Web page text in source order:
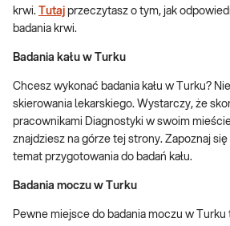
krwi.
Tutaj przeczytasz o tym, jak
badania krwi.
Badania kału w Turku
Chcesz wykonać badania kału w Turku?
skierowania lekarskiego. Wystarczy, że
pracownikami Diagnostyki w swoim
znajdziesz na górze tej strony. Zapoznaj się
temat przygotowania do badań kału.
Badania moczu w Turku
Pewne miejsce do badania moczu w Turku